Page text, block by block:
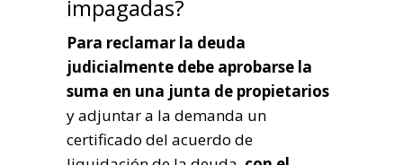
impagadas?
Para reclamar la deuda
judicialmente debe aprobarse la
suma en una junta de propietarios
y adjuntar a la demanda un
certificado del acuerdo de